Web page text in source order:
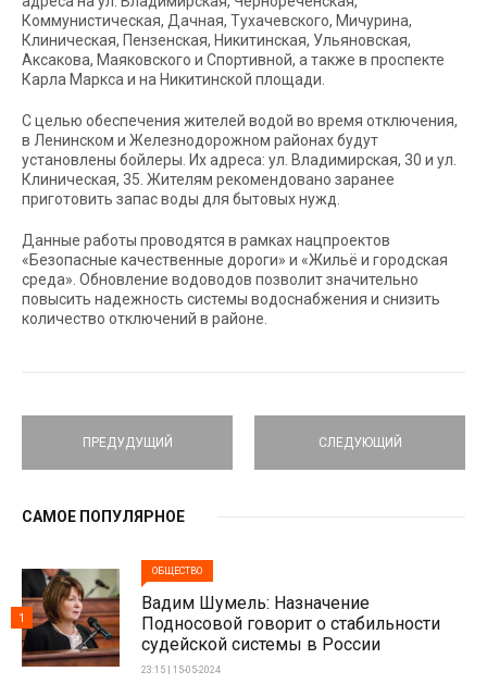
Коммунистическая, Дачная, Тухачевского, Мичурина,
Клиническая, Пензенская, Никитинская, Ульяновская,
Аксакова, Маяковского и Спортивной, а также в проспекте
Карла Маркса и на Никитинской площади.
С целью обеспечения жителей водой во время отключения,
в Ленинском и Железнодорожном районах будут
установлены бойлеры. Их адреса: ул. Владимирская, 30 и ул.
Клиническая, 35. Жителям рекомендовано заранее
приготовить запас воды для бытовых нужд.
Данные работы проводятся в рамках нацпроектов
«Безопасные качественные дороги» и «Жильё и городская
среда». Обновление водоводов позволит значительно
повысить надежность системы водоснабжения и снизить
количество отключений в районе.
ПРЕДУДУЩИЙ СЛЕДУЮЩИЙ
САМОЕ ПОПУЛЯРНОЕ
ОБЩЕСТВО
Вадим Шумель: Назначение
Подносовой говорит о стабильности
судейской системы в России
23:15 | 15-05-2024
1